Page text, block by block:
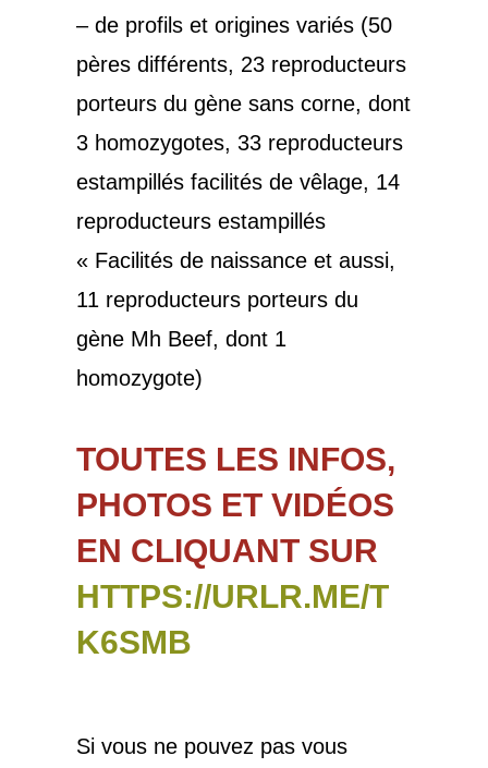
– de profils et origines variés (50
pères différents, 23 reproducteurs
porteurs du gène sans corne, dont
3 homozygotes, 33 reproducteurs
estampillés facilités de vêlage, 14
reproducteurs estampillés
« Facilités de naissance et aussi,
11 reproducteurs porteurs du
gène Mh Beef, dont 1
homozygote)
TOUTES LES INFOS,
PHOTOS ET VIDÉOS
EN CLIQUANT SUR
HTTPS://URLR.ME/T
K6SMB
Si vous ne pouvez pas vous